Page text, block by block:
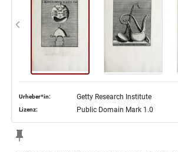
Urheber*in: Getty Research Institute
Lizenz: Public Domain Mark 1.0